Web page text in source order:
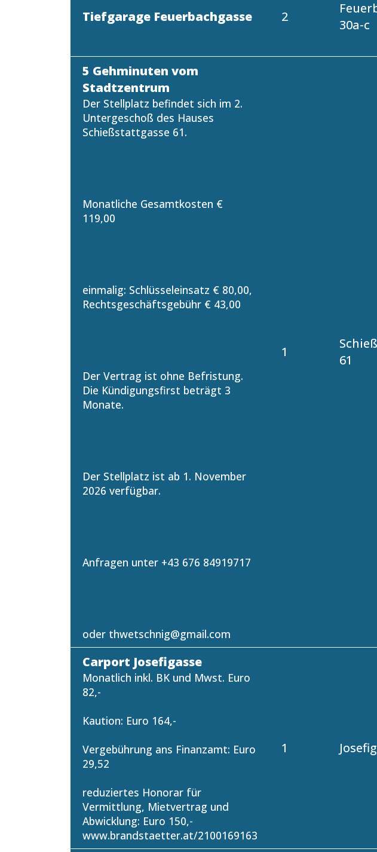
Tiefgarage Feuerbachgasse 2
30a-c
5 Gehminuten vom
Stadtzentrum
Der Stellplatz befindet sich im 2.
Untergeschoß des Hauses
Schießstattgasse 61.
Monatliche Gesamtkosten €
119,00
einmalig: Schlüsseleinsatz € 80,00,
Rechtsgeschäftsgebühr € 43,00
Der Vertrag ist ohne Befristung.
Die Kündigungsfirst beträgt 3
Monate.
Der Stellplatz ist ab 1. November
2026 verfügbar.
Anfragen unter +43 676 84919717
oder thwetschnig@gmail.com
1
61
Carport Josefigasse
Monatlich inkl. BK und Mwst. Euro
82,-
Kaution: Euro 164,-
Vergebührung ans Finanzamt: Euro
29,52
reduziertes Honorar für
Vermittlung, Mietvertrag und
Abwicklung: Euro 150,-
www.brandstaetter.at/2100169163
1